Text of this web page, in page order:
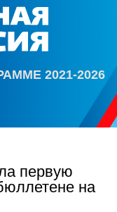
2021-2026
первую
на